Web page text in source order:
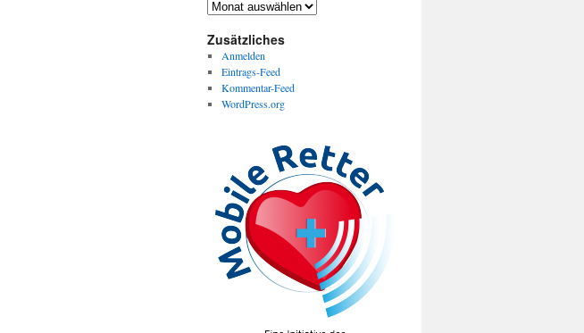
Zusätzliches
Anmelden
Eintrags-Feed
Kommentar-Feed
WordPress.org